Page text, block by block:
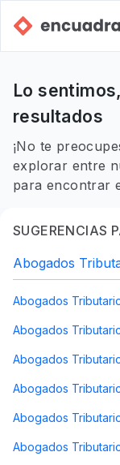
Lo
resultados
¡No te
explorar entre
para encontrar
SUGERENCIAS
Abogados
Abogados
Abogados
Abogados
Abogados
Abogados
Abogados